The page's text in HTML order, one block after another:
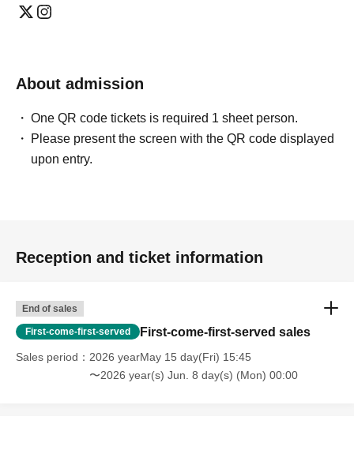
About admission
One QR code tickets is required 1 sheet person.
Please present the screen with the QR code displayed
upon entry.
Reception and ticket information
End of sales
First-come-first-served First-come-first-served sales
Sales period
2026 yearMay 15 day(Fri) 15:45
〜2026 year(s) Jun. 8 day(s) (Mon) 00:00